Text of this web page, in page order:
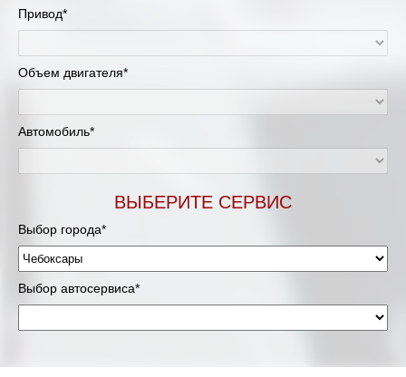
Привод*
Объем двигателя*
Автомобиль*
ВЫБЕРИТЕ СЕРВИС
Выбор города*
Выбор автосервиса*